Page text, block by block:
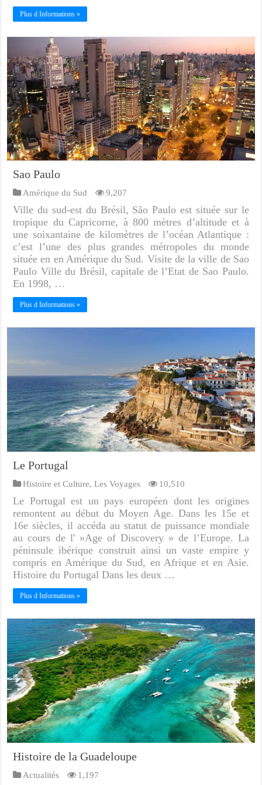
Plus d Informations »
Sao Paulo
Amérique du Sud 9,207
Ville du sud-est du Brésil, São Paulo est située sur le
tropique du Capricorne, à 800 mètres d’altitude et à
une soixantaine de kilomètres de l’océan Atlantique :
c’est l’une des plus grandes métropoles du monde
située en en Amérique du Sud. Visite de la ville de Sao
Paulo Ville du Brésil, capitale de l’Etat de Sao Paulo.
En 1998, …
Plus d Informations »
Le Portugal
Histoire et Culture,Les Voyages 10,510
Le Portugal est un pays européen dont les origines
remontent au début du Moyen Age. Dans les 15e et
16e siècles, il accéda au statut de puissance mondiale
au cours de l' »Age of Discovery » de l’Europe. La
péninsule ibérique construit ainsi un vaste empire y
compris en Amérique du Sud, en Afrique et en Asie.
Histoire du Portugal Dans les deux …
Plus d Informations »
Histoire de la Guadeloupe
Actualités 1,197